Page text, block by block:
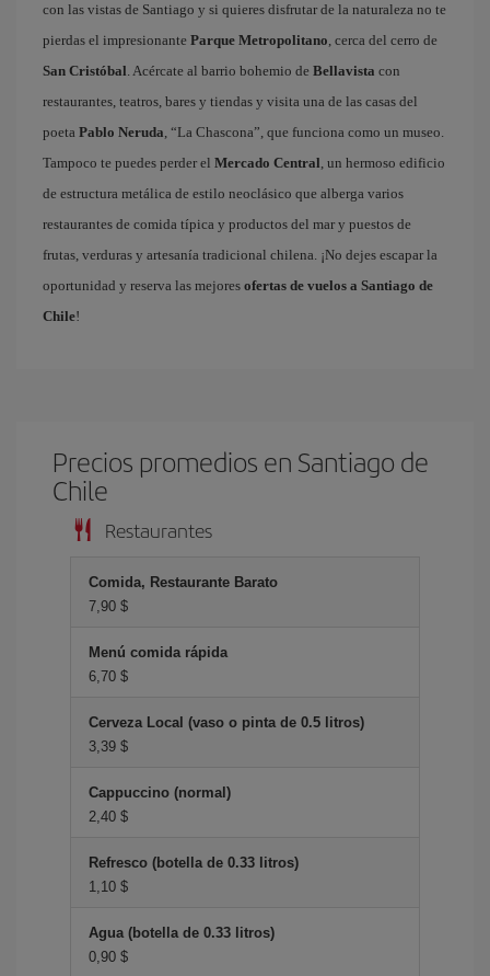
con las vistas de Santiago y si quieres disfrutar de la naturaleza no te
pierdas el impresionante Parque Metropolitano, cerca del cerro de
San Cristóbal. Acércate al barrio bohemio de Bellavista con
restaurantes, teatros, bares y tiendas y visita una de las casas del
poeta Pablo Neruda, “La Chascona”, que funciona como un museo.
Tampoco te puedes perder el Mercado Central, un hermoso edificio
de estructura metálica de estilo neoclásico que alberga varios
restaurantes de comida típica y productos del mar y puestos de
frutas, verduras y artesanía tradicional chilena. ¡No dejes escapar la
oportunidad y reserva las mejores ofertas de vuelos a Santiago de
Chile!
Precios promedios en Santiago de
Chile
Restaurantes
Comida, Restaurante Barato
7,90 $
Menú comida rápida
6,70 $
Cerveza Local (vaso o pinta de 0.5 litros)
3,39 $
Cappuccino (normal)
2,40 $
Refresco (botella de 0.33 litros)
1,10 $
Agua (botella de 0.33 litros)
0,90 $